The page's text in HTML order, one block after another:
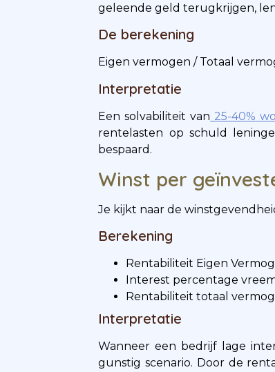
geleende geld terugkrijgen,
De berekening
Eigen vermogen / Totaal
Interpretatie
Een solvabiliteit van 25-40%
rentelasten op schuld
bespaard.
Winst per
Je kijkt naar de
Berekening
Rentabiliteit Eigen
Interest percentage
Rentabiliteit totaal
Interpretatie
Wanneer een bedrijf lage
gunstig scenario. Door de